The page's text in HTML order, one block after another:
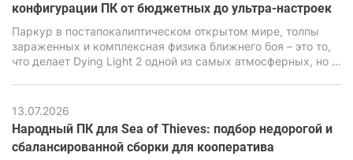
конфигурации ПК от бюджетных до ультра-настроек
Паркур в постапокалиптическом открытом мире, толпы
зараженных и комплексная физика ближнего боя – это то,
что делает Dying Light 2 одной из самых атмосферных, но в
который за красивую картинку, продвинутую симуляцию и
реалистичную физику требует повышенной
производительности от ПК.
13.07.2026
Народный ПК для Sea of Thieves: подбор недорогой и
сбалансированной сборки для кооператива